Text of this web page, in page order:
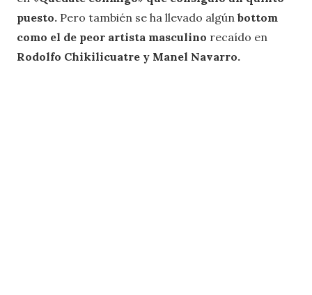
puesto. Pero también se ha llevado algún bottom
como el de peor artista masculino recaído en
Rodolfo Chikilicuatre y Manel Navarro.